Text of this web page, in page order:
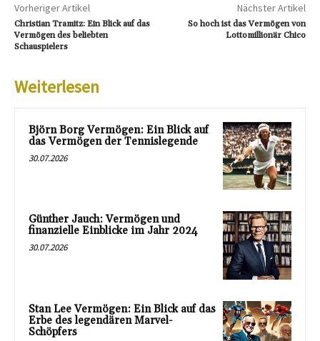
Vorheriger Artikel
Christian Tramitz: Ein Blick auf das
Vermögen des beliebten
Schauspielers
Nächster Artikel
So hoch ist das Vermögen von
Lottomillionär Chico
Weiterlesen
Björn Borg Vermögen: Ein Blick auf
das Vermögen der Tennislegende
30.07.2026
Günther Jauch: Vermögen und
finanzielle Einblicke im Jahr 2024
30.07.2026
Stan Lee Vermögen: Ein Blick auf das
Erbe des legendären Marvel-
Schöpfers